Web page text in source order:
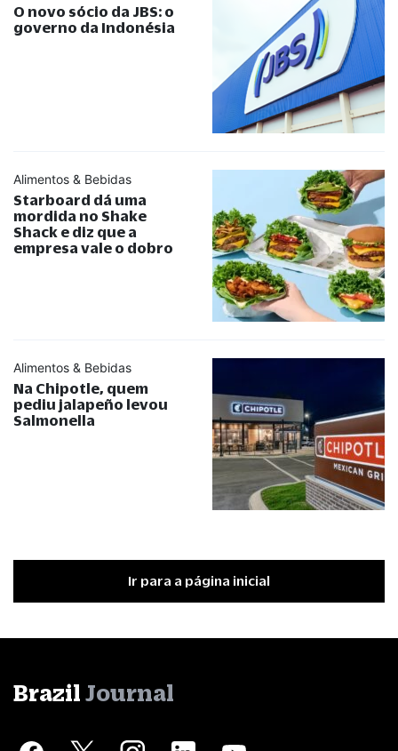
O novo sócio da JBS: o
governo da Indonésia
Alimentos & Bebidas
Starboard dá uma
mordida no Shake
Shack e diz que a
empresa vale o dobro
Alimentos & Bebidas
Na Chipotle, quem
pediu jalapeño levou
Salmonella
Ir para a página inicial
Brazil Journal